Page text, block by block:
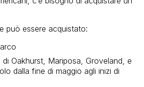
può essere acquistato:
di Oakhurst, Mariposa, Groveland, e
dalla fine di maggio agli inizi di